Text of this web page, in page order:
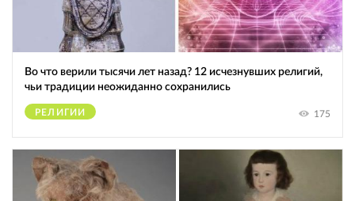
Во что верили тысячи лет назад? 12 исчезнувших религий,
чьи традиции неожиданно сохранились
РЕЛИГИИ 175